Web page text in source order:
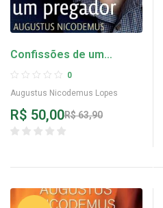
Confissões de um
pregador
0
Augustus Nicodemus Lopes
R$63,90
R$ 50,00